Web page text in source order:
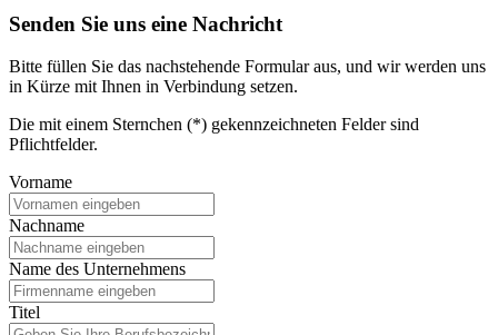
Senden Sie uns eine Nachricht
Bitte füllen Sie das nachstehende Formular aus, und wir werden uns
in Kürze mit Ihnen in Verbindung setzen.
Die mit einem Sternchen (*) gekennzeichneten Felder sind
Pflichtfelder.
Vorname
Nachname
Name des Unternehmens
Titel